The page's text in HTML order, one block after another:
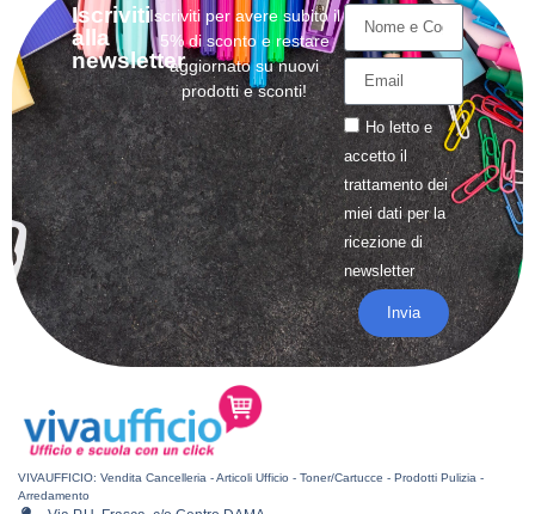
Iscriviti
alla
newsletter
Iscriviti per avere subito il
5% di sconto e restare
aggiornato su nuovi
prodotti e sconti!
Ho letto e
accetto il
trattamentodei
miei dati per la
ricezione di
newsletter
Invia
VIVAUFFICIO: Vendita Cancelleria - Articoli Ufficio - Toner/Cartucce - Prodotti Pulizia -
Arredamento